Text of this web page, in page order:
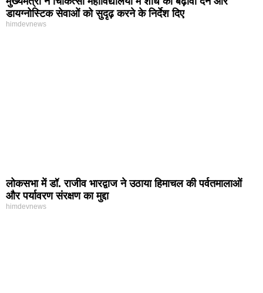
डायग्नोस्टिक सेवाओं को सुदृढ़ करने के निर्देश दिए
himdevnews
लोकसभा में डॉ. राजीव भारद्वाज ने उठाया हिमाचल की पर्वतमालाओं
और पर्यावरण संरक्षण का मुद्दा
himdevnews